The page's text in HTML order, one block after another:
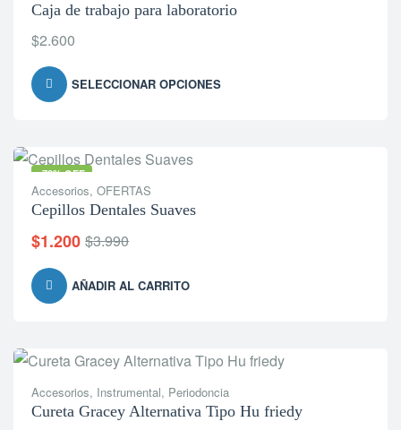
Caja de trabajo para laboratorio
$2.600
SELECCIONAR OPCIONES
-70% OFF
Accesorios, OFERTAS
Cepillos Dentales Suaves
$3.990
$1.200
AÑADIR AL CARRITO
Accesorios, Instrumental, Periodoncia
Cureta Gracey Alternativa Tipo Hu friedy